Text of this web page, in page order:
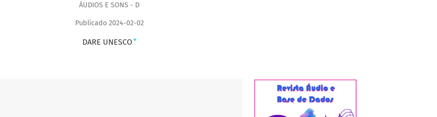
ÁUDIOS E SONS - D
Publicado 2024-02-02
DARE UNESCO+